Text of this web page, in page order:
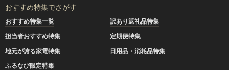
おすすめ特集でさがす
おすすめ特集一覧
訳あり返礼品特集
担当者おすすめ特集
定期便特集
地元が誇る家電特集
日用品・消耗品特集
ふるなび限定特集